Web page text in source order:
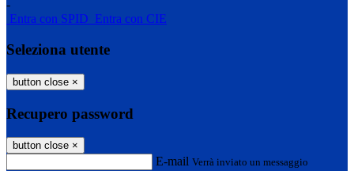
-
Entra con SPID Entra con CIE
Seleziona utente
button close ×
Recupero password
button close ×
E-mail Verrà inviato un messaggio